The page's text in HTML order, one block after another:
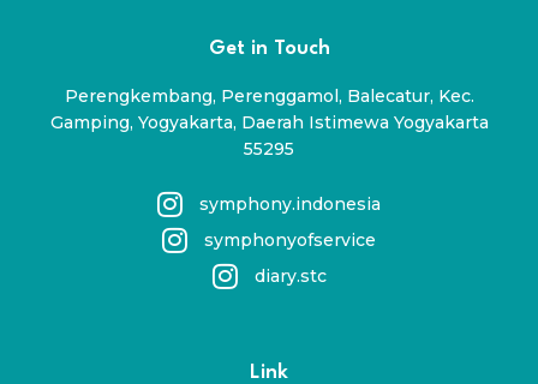
Get in Touch
Perengkembang, Perenggamol, Balecatur, Kec.
Gamping, Yogyakarta, Daerah Istimewa Yogyakarta
55295
symphony.indonesia
symphonyofservice
diary.stc
Link